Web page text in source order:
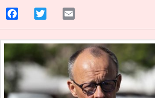
Facebook Twitter